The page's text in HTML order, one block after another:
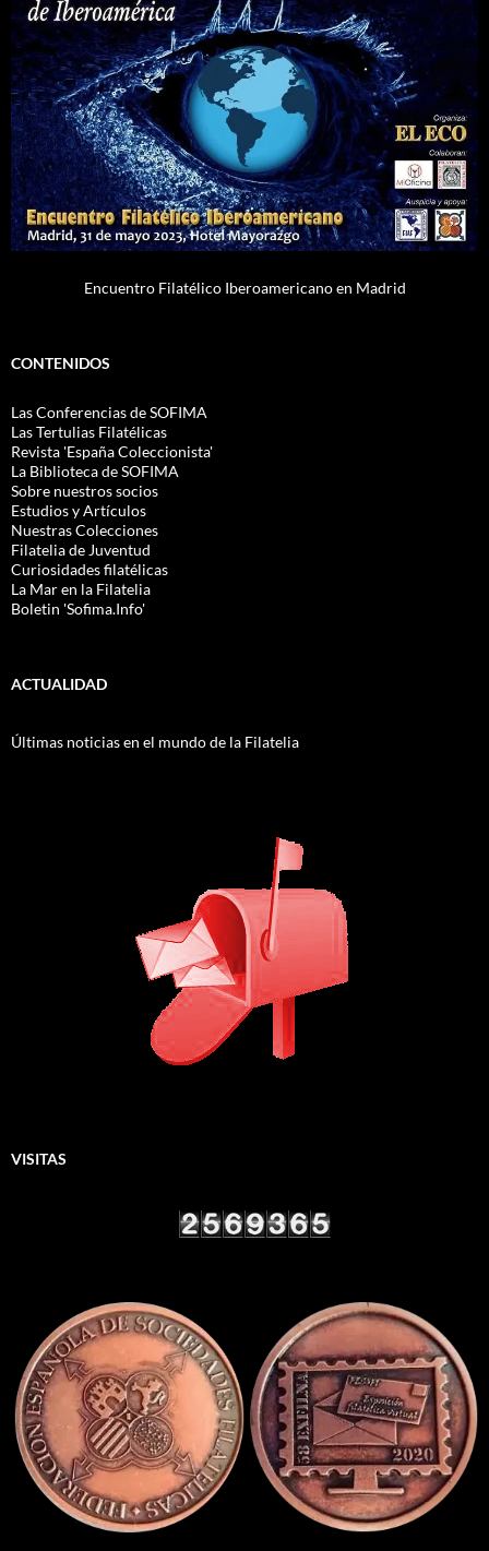
Encuentro Filatélico Iberoamericano en Madrid
CONTENIDOS
Las Conferencias de SOFIMA
Las Tertulias Filatélicas
Revista 'España Coleccionista'
La Biblioteca de SOFIMA
Sobre nuestros socios
Estudios y Artículos
Nuestras Colecciones
Filatelia de Juventud
Curiosidades filatélicas
La Mar en la Filatelia
Boletin 'Sofima.Info'
ACTUALIDAD
Últimas noticias en el mundo de la Filatelia
VISITAS